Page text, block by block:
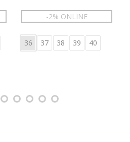
-2% ONLINE
36 37 38 39 40